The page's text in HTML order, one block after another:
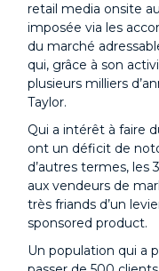
retail media onsite
imposée via les
du marché
qui, grâce à son
plusieurs milliers
Taylor.
Qui a intérêt à faire
ont un déficit de
d’autres termes, les
aux vendeurs de
très friands d’un
sponsored product.
Un population qui a